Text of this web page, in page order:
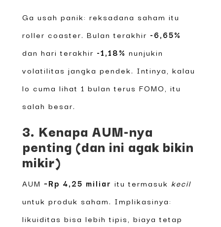
Ga usah panik: reksadana saham itu
roller coaster. Bulan terakhir -6,65%
dan hari terakhir -1,18% nunjukin
volatilitas jangka pendek. Intinya, kalau
lo cuma lihat 1 bulan terus FOMO, itu
salah besar.
3. Kenapa AUM-nya
penting (dan ini agak bikin
mikir)
AUM ~Rp 4,25 miliar itu termasuk kecil
untuk produk saham. Implikasinya:
likuiditas bisa lebih tipis, biaya tetap